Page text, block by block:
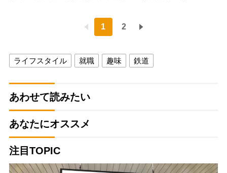
1 2
ライフスタイル 就職 趣味 鉄道
あわせて読みたい
あなたにオススメ
注目TOPIC